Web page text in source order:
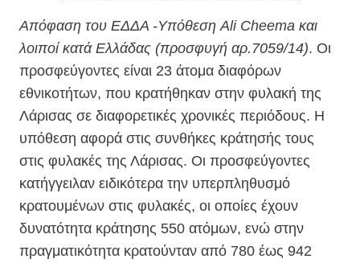
Απόφαση του ΕΔΔΑ -Υπόθεση Ali Cheema και
λοιποί κατά Ελλάδας (προσφυγή αρ.7059/14). Οι
προσφεύγοντες είναι 23 άτομα διαφόρων
εθνικοτήτων, που κρατήθηκαν στην φυλακή της
Λάρισας σε διαφορετικές χρονικές περιόδους. Η
υπόθεση αφορά στις συνθήκες κράτησής τους
στις φυλακές της Λάρισας. Οι προσφεύγοντες
κατήγγειλαν ειδικότερα την υπερπληθυσμό
κρατουμένων στις φυλακές, οι οποίες έχουν
δυνατότητα κράτησης 550 ατόμων, ενώ στην
πραγματικότητα κρατούνταν από 780 έως 942